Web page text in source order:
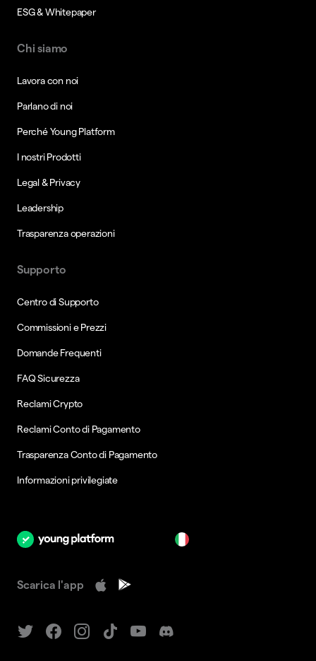
ESG & Whitepaper
Chi siamo
Lavora con noi
Parlano di noi
Perché Young Platform
I nostri Prodotti
Legal & Privacy
Leadership
Trasparenza operazioni
Supporto
Centro di Supporto
Commissioni e Prezzi
Domande Frequenti
FAQ Sicurezza
Reclami Crypto
Reclami Conto di Pagamento
Trasparenza Conto di Pagamento
Informazioni privilegiate
Scarica l'app